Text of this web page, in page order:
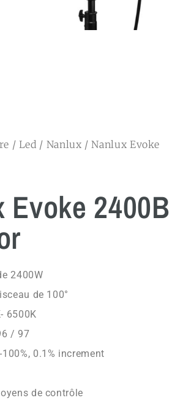
/ Led / Nanlux / Nanlux Evoke
Evoke 2400B
2400W
de 100°
6500K
/ 97
0.1% increment
de contrôle